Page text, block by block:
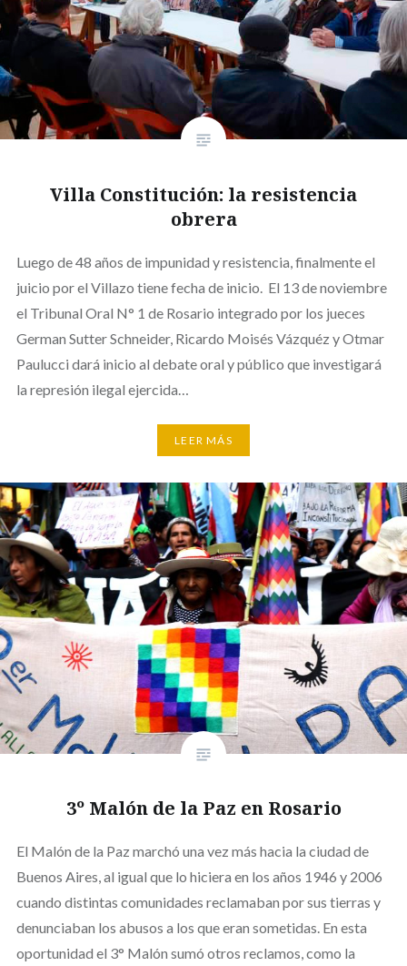
Villa Constitución: la resistencia
obrera
Luego de 48 años de impunidad y resistencia, finalmente el
juicio por el Villazo tiene fecha de inicio. El 13 de noviembre
el Tribunal Oral N° 1 de Rosario integrado por los jueces
German Sutter Schneider, Ricardo Moisés Vázquéz y Otmar
Paulucci dará inicio al debate oral y público que investigará
la represión ilegal ejercida…
LEER MÁS
3º Malón de la Paz en Rosario
El Malón de la Paz marchó una vez más hacia la ciudad de
Buenos Aires, al igual que lo hiciera en los años 1946 y 2006
cuando distintas comunidades reclamaban por sus tierras y
denunciaban los abusos a los que eran sometidas. En esta
oportunidad el 3° Malón sumó otros reclamos, como la